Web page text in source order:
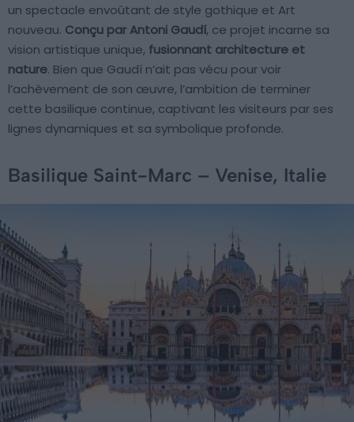
un spectacle envoûtant de style gothique et Art
nouveau. Conçu par Antoni Gaudí, ce projet incarne sa
vision artistique unique, fusionnant architecture et
nature. Bien que Gaudí n’ait pas vécu pour voir
l’achèvement de son œuvre, l’ambition de terminer
cette basilique continue, captivant les visiteurs par ses
lignes dynamiques et sa symbolique profonde.
Basilique Saint-Marc – Venise, Italie